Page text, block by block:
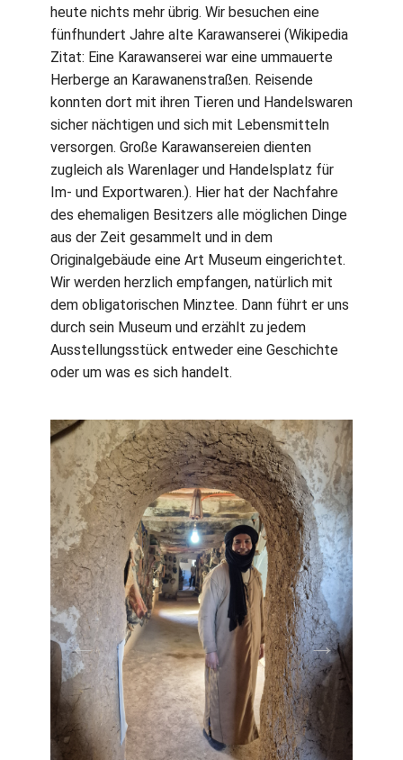
heute nichts mehr übrig. Wir besuchen eine
fünfhundert Jahre alte Karawanserei (Wikipedia
Zitat: Eine Karawanserei war eine ummauerte
Herberge an Karawanenstraßen. Reisende
konnten dort mit ihren Tieren und Handelswaren
sicher nächtigen und sich mit Lebensmitteln
versorgen. Große Karawansereien dienten
zugleich als Warenlager und Handelsplatz für
Im- und Exportwaren.). Hier hat der Nachfahre
des ehemaligen Besitzers alle möglichen Dinge
aus der Zeit gesammelt und in dem
Originalgebäude eine Art Museum eingerichtet.
Wir werden herzlich empfangen, natürlich mit
dem obligatorischen Minztee. Dann führt er uns
durch sein Museum und erzählt zu jedem
Ausstellungsstück entweder eine Geschichte
oder um was es sich handelt.